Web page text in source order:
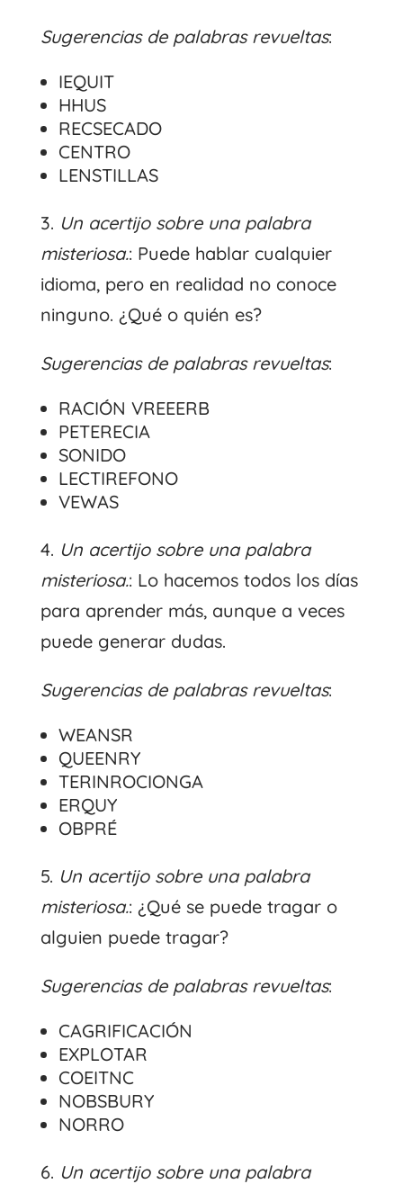
Sugerencias de palabras revueltas:
IEQUIT
HHUS
RECSECADO
CENTRO
LENSTILLAS
3. Un acertijo sobre una palabra
misteriosa.: Puede hablar cualquier
idioma, pero en realidad no conoce
ninguno. ¿Qué o quién es?
Sugerencias de palabras revueltas:
RACIÓN VREEERB
PETERECIA
SONIDO
LECTIREFONO
VEWAS
4. Un acertijo sobre una palabra
misteriosa.: Lo hacemos todos los días
para aprender más, aunque a veces
puede generar dudas.
Sugerencias de palabras revueltas:
WEANSR
QUEENRY
TERINROCIONGA
ERQUY
OBPRÉ
5. Un acertijo sobre una palabra
misteriosa.: ¿Qué se puede tragar o
alguien puede tragar?
Sugerencias de palabras revueltas:
CAGRIFICACIÓN
EXPLOTAR
COEITNC
NOBSBURY
NORRO
6. Un acertijo sobre una palabra